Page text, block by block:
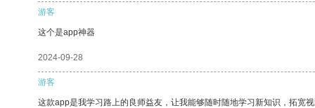
游客
这个是app神器
2024-09-28
游客
这款app是我学习路上的良师益友，让我能够随时随地学习新知识，拓宽